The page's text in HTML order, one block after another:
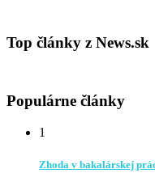
Top články z News.sk
Populárne články
1
Zhoda v bakalárskej